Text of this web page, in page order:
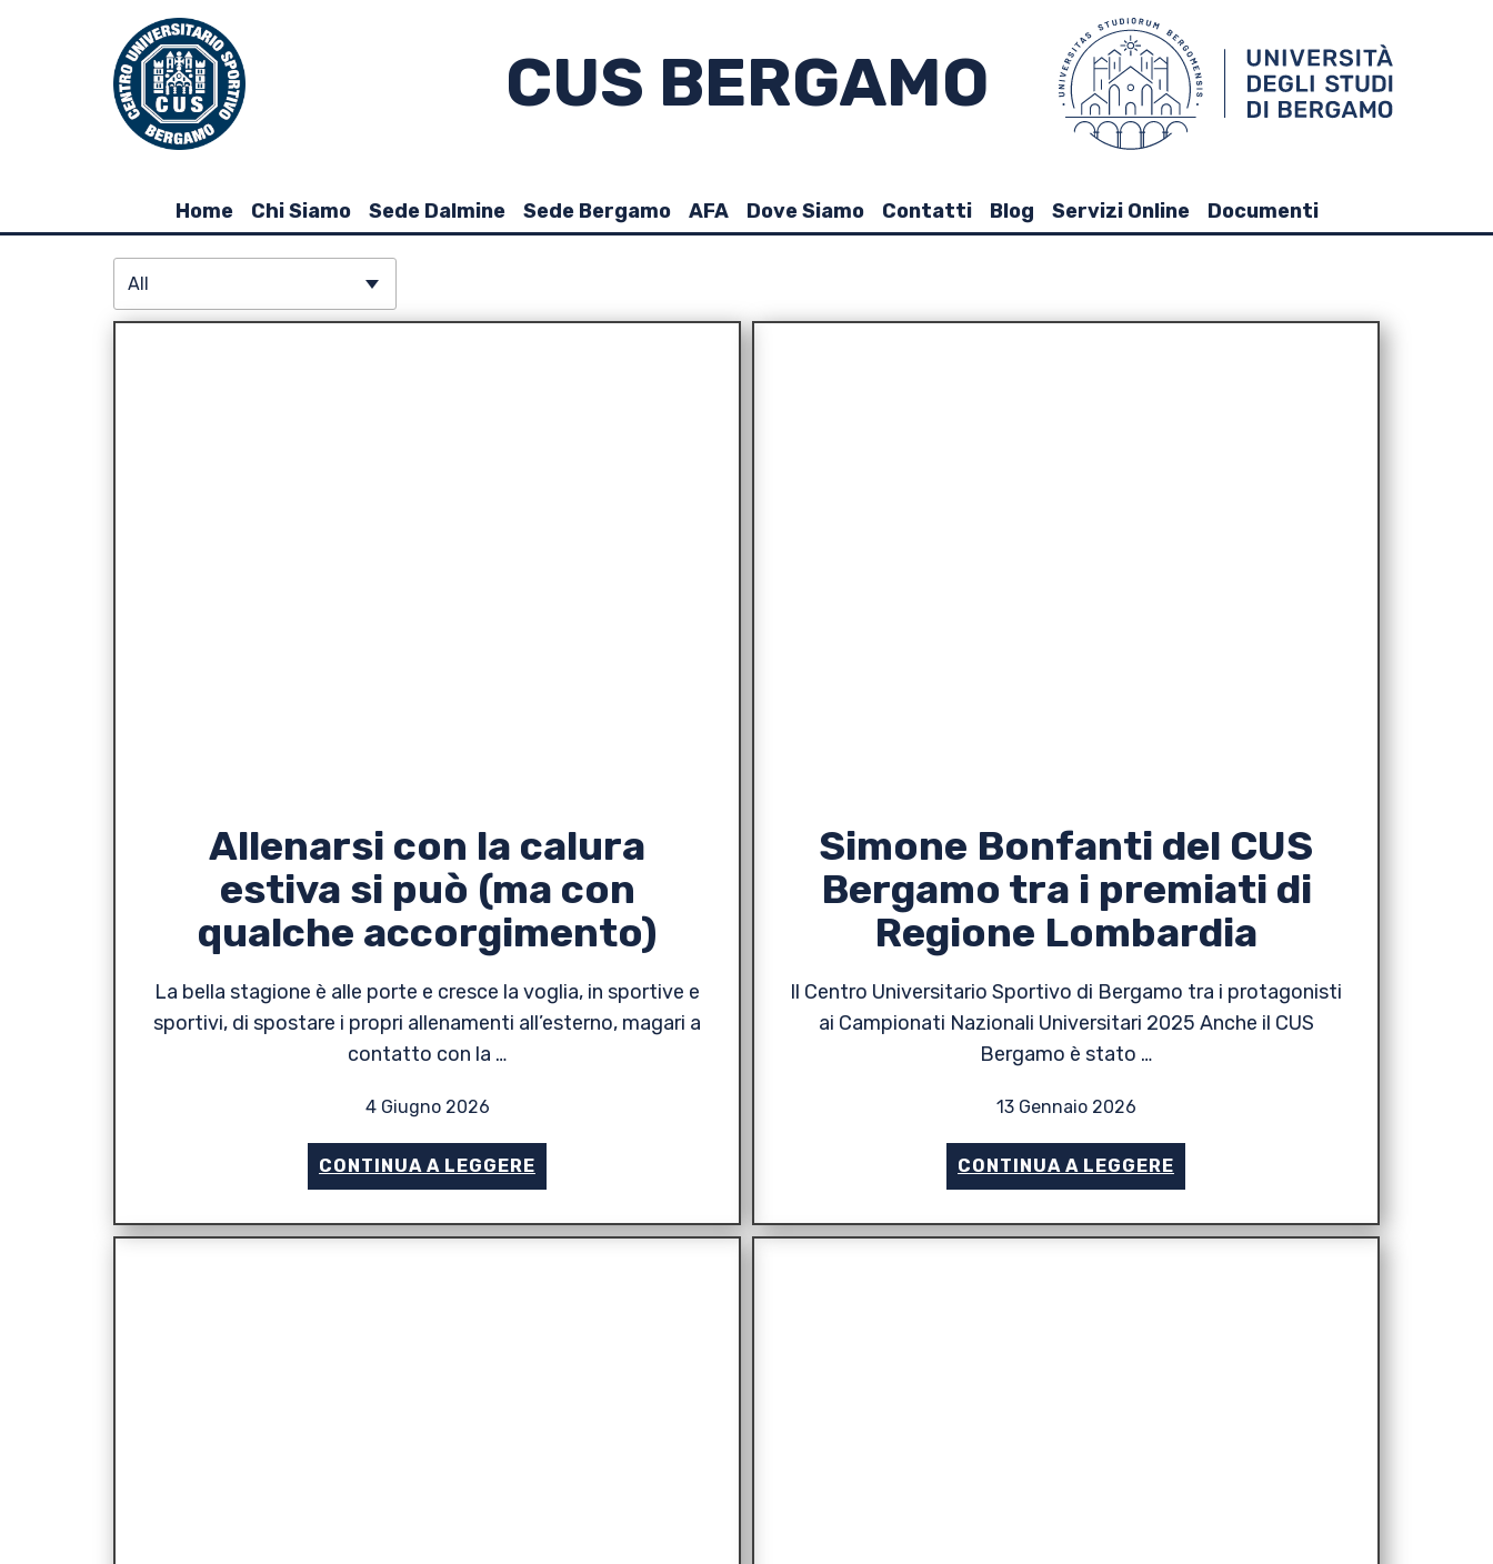
CUS BERGAMO
Home Chi Siamo Sede Dalmine Sede Bergamo AFA Dove Siamo Contatti Blog Servizi Online Documenti
Allenarsi con la calura
estiva si può (ma con
qualche accorgimento)
La bella stagione è alle porte e cresce la voglia, in sportive e
sportivi, di spostare i propri allenamenti all’esterno, magari a
contatto con la …
4 Giugno 2026
CONTINUA A LEGGERE
Simone Bonfanti del CUS
Bergamo tra i premiati di
Regione Lombardia
Il Centro Universitario Sportivo di Bergamo tra i protagonisti
ai Campionati Nazionali Universitari 2025 Anche il CUS
Bergamo è stato …
13 Gennaio 2026
CONTINUA A LEGGERE